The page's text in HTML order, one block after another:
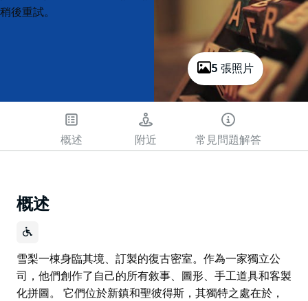
5 張照片
List
List
稍後重試。
概述 附近 常見問題解答
概述
雪梨一棟身臨其境、訂製的復古密室。作為一家獨立公
司，他們創作了自己的所有敘事、圖形、手工道具和客製
化拼圖。 它們位於新鎮和聖彼得斯，其獨特之處在於，